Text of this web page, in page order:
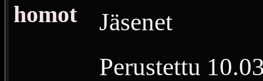
homot
Jäsenet
Perustettu